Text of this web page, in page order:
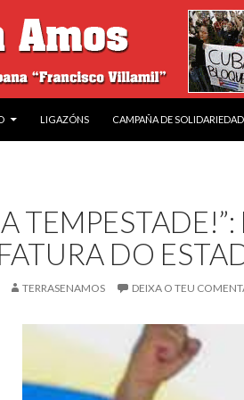
LIGAZÓNS CAMPAÑA DE
DO
TERRASENAMOS DEIXA O TEU